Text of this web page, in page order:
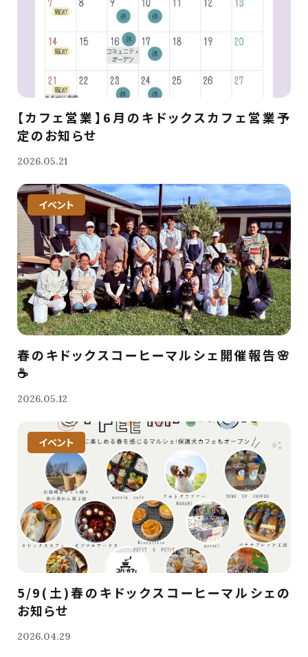
【カフェ営業】6月のキドックスカフェ営業予
定のお知らせ
2026.05.21
イベント
春のキドックスコーヒーマルシェ開催報告🌸
☕️
2026.05.12
イベント
5/9(土)春のキドックスコーヒーマルシェの
お知らせ
2026.04.29